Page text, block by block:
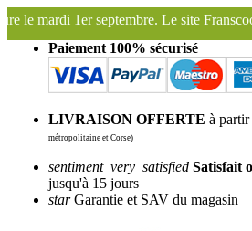
Le site Franscoop sera fermé du 1er
Paiement 100% sécurisé
LIVRAISON OFFERTE à
métropolitaine et Corse)
sentiment_very_satisfied Satisfait
jusqu'à 15 jours
starGarantie et SAV du magasin